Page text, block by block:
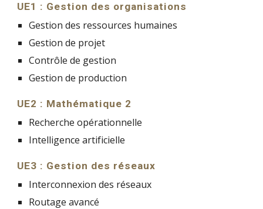
UE1 : Gestion des organisations
Gestion des ressources humaines
Gestion de projet
Contrôle de gestion
Gestion de production
UE2 : Mathématique 2
Recherche opérationnelle
Intelligence artificielle
UE3 : Gestion des réseaux
Interconnexion des réseaux
Routage avancé